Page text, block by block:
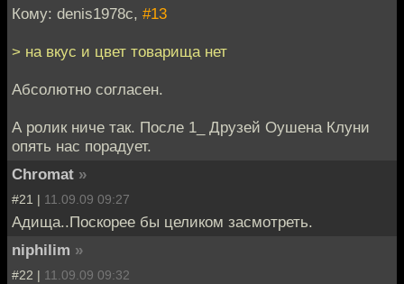
Кому: denis1978c, #13
> на вкус и цвет товарища нет
Абсолютно согласен.
А ролик ниче так. После 1_ Друзей Оушена Клуни
опять нас порадует.
Chromat »
#21 | 11.09.09 09:27
Адища..Поскорее бы целиком засмотреть.
niphilim »
#22 | 11.09.09 09:32